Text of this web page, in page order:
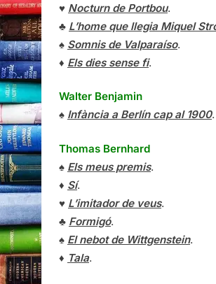
♥ Nocturn de Portbou.
♣ L’home que llegia Miquel
♠ Somnis de Valparaíso.
♦ Els dies sense fi.
Walter Benjamin
♠ Infància a Berlín cap al 1900.
Thomas Bernhard
♠ Els meus premis.
♦ Sí.
♥ L’imitador de veus.
♣ Formigó.
♠ El nebot de Wittgenstein.
♦ Tala.